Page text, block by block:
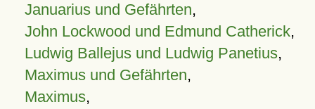
Januarius und Gefährten,
John Lockwood und Edmund Catherick,
Ludwig Ballejus und Ludwig Panetius,
Maximus und Gefährten,
Maximus,